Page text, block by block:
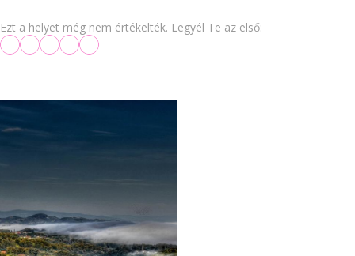
Ezt a helyet még nem értékelték. Legyél Te az első: